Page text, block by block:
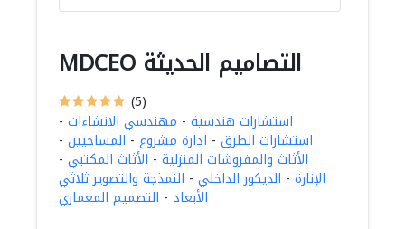
MDCEO التصاميم الحديثة
(5)
استشارات هندسية - مهندسي الانشاءات -
استشارات الطرق - ادارة مشروع - المساحيين -
الأثاث والمفروشات المنزلية - الأثاث المكتبي -
الإنارة - الديكور الداخلي - النمذجة والتصوير ثلاثي
الأبعاد - التصميم المعماري